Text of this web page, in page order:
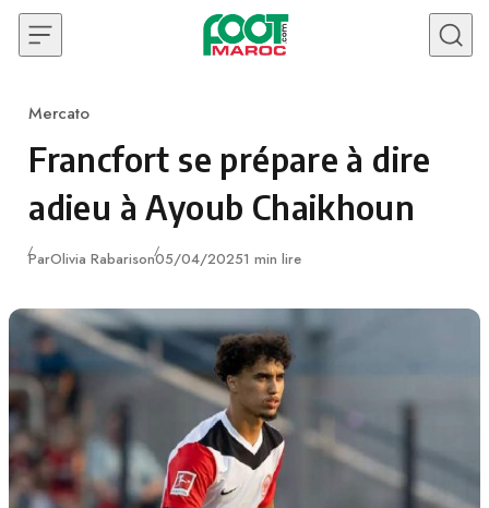
Skip to content
Category
Mercato
Francfort se prépare à dire
adieu à Ayoub Chaikhoun
ParOlivia RabarisonPublié
05/04/20251 min lire